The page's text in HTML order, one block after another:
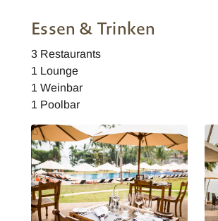
Essen & Trinken
3 Restaurants
1 Lounge
1 Weinbar
1 Poolbar